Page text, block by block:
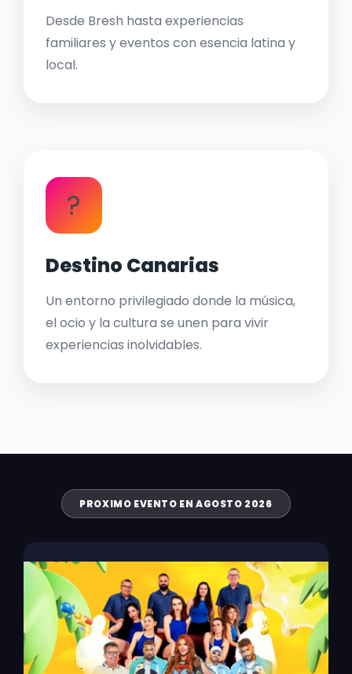
Desde Bresh hasta experiencias
familiares y eventos con esencia latina y
local.
?
Destino Canarias
Un entorno privilegiado donde la música,
el ocio y la cultura se unen para vivir
experiencias inolvidables.
PROXIMO EVENTO EN AGOSTO 2026